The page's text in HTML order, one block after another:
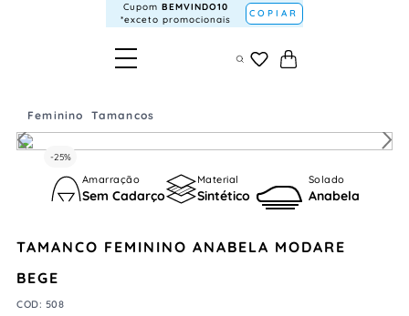
Cupom BEMVINDO10
*exceto promocionais
COPIAR
Feminino Tamancos
-25%
Amarração
Sem Cadarço
Material
Sintético
Solado
Anabela
TAMANCO FEMININO ANABELA MODARE
BEGE
COD: 508